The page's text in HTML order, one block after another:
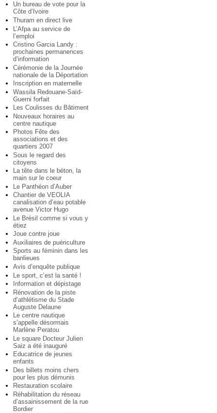
Un bureau de vote pour la
Côte d’Ivoire
Thuram en direct live
L’Afpa au service de
l’emploi
Cristino Garcia Landy :
prochaines permanences
d’information
Cérémonie de la Journée
nationale de la Déportation
Inscription en maternelle
Wassila Redouane-Saïd-
Guerni forfait
Les Coulisses du Bâtiment
Nouveaux horaires au
centre nautique
Photos Fête des
associations et des
quartiers 2007
Sous le regard des
citoyens
La tête dans le béton, la
main sur le coeur
Le Panthéon d’Auber
Chantier de VEOLIA
canalisation d’eau potable
avenue Victor Hugo
Le Brésil comme si vous y
étiez
Joue contre joue
Auxiliaires de puériculture
Sports au féminin dans les
banlieues
Avis d’enquête publique
Le sport, c’est la santé !
Information et dépistage
Rénovation de la piste
d’athlétisme du Stade
Auguste Delaune
Le centre nautique
s’appelle désormais
Marlène Peratou
Le square Docteur Julien
Saiz a été inauguré
Educatrice de jeunes
enfants
Des billets moins chers
pour les plus démunis
Restauration scolaire
Réhabilitation du réseau
d’assainissement de la rue
Bordier